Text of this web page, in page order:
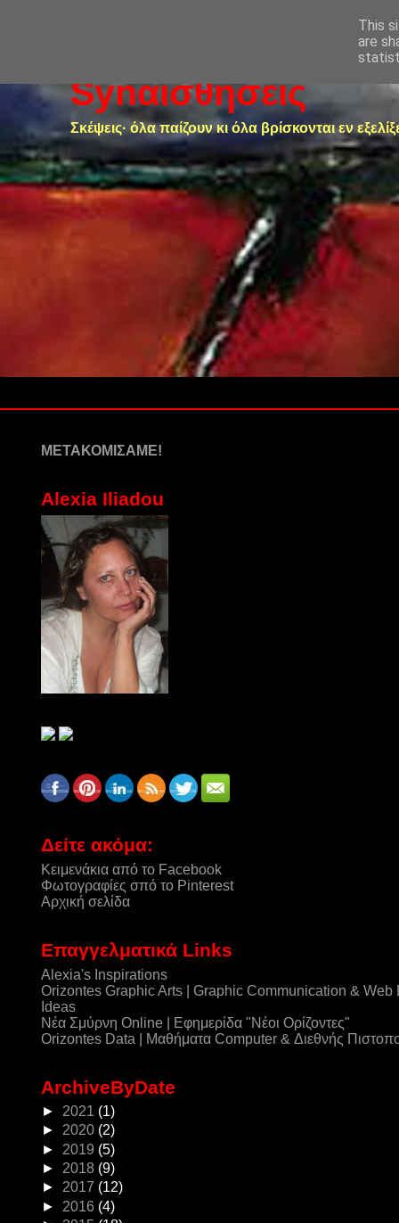
Synαισθήσεις
Σκέψεις· όλα παίζουν κι όλα βρίσκονται εν
ΜΕΤΑΚΟΜΙΣΑΜΕ!
Alexia Iliadou
Δείτε ακόμα:
Κειμενάκια από το Facebook
Φωτογραφίες σπό το Pinterest
Αρχική σελίδα
Επαγγελματικά Links
Alexia's Inspirations
Orizontes Graphic Arts | Graphic Communication & Web
Ideas
Νέα Σμύρνη Online | Εφημερίδα "Νέοι Ορίζοντες"
Orizontes Data | Μαθήματα Computer & Διεθνής
ArchiveByDate
► 2021 (1)
► 2020 (2)
► 2019 (5)
► 2018 (9)
► 2017 (12)
► 2016 (4)
This
are